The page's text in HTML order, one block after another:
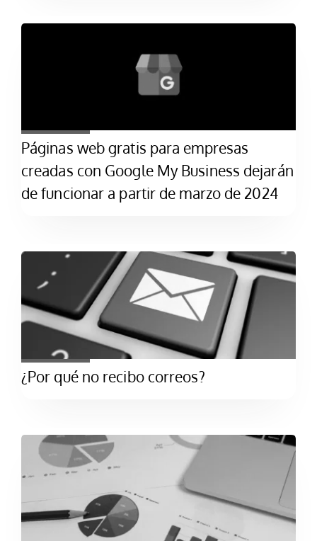
Páginas web gratis para empresas
creadas con Google My Business dejarán
de funcionar a partir de marzo de 2024
¿Por qué no recibo correos?